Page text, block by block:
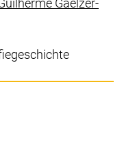
Gaelzer-